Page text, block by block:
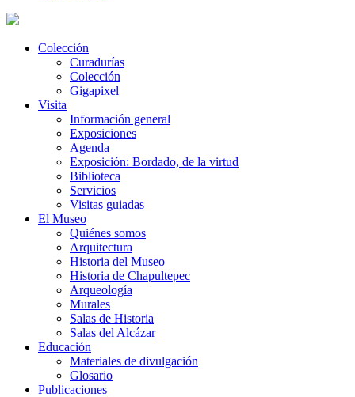
Colección
Curadurías
Colección
Gigapixel
Visita
Información general
Exposiciones
Agenda
Exposición: Bordado, de la virtud
Biblioteca
Servicios
Visitas guiadas
El Museo
Quiénes somos
Arquitectura
Historia del Museo
Historia de Chapultepec
Arqueología
Murales
Salas de Historia
Salas del Alcázar
Educación
Materiales de divulgación
Glosario
Publicaciones